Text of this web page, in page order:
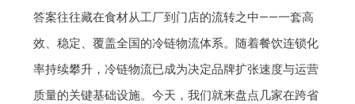
答案往往藏在食材从工厂到门店的流转之中——一套高
效、稳定、覆盖全国的冷链物流体系。随着餐饮连锁化
率持续攀升，冷链物流已成为决定品牌扩张速度与运营
质量的关键基础设施。今天，我们就来盘点几家在跨省